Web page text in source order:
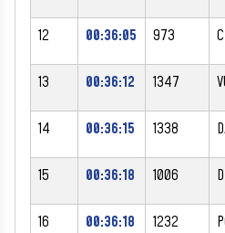
12 00:36:05 973
13 00:36:12 1347
14 00:36:15 1338
15 00:36:18 1006
16 00:36:18 1232